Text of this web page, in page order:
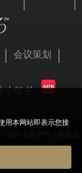
用本网站即表示您接
会议策划
小红书
2026 北京时代一峰信息
号